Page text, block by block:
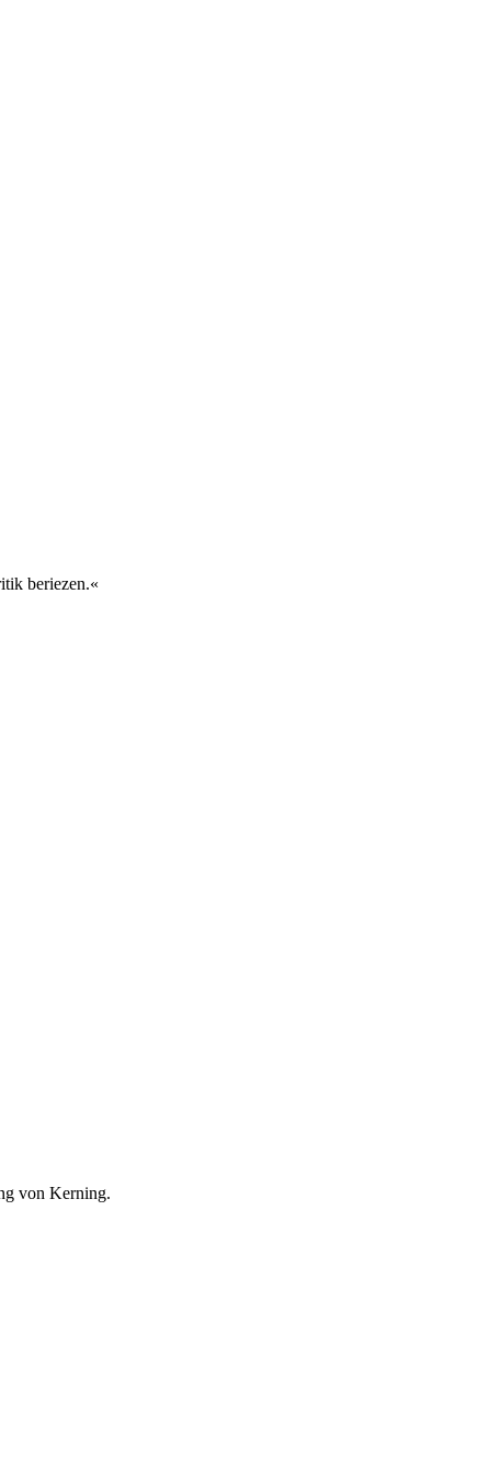
beriezen.«
von Kerning.